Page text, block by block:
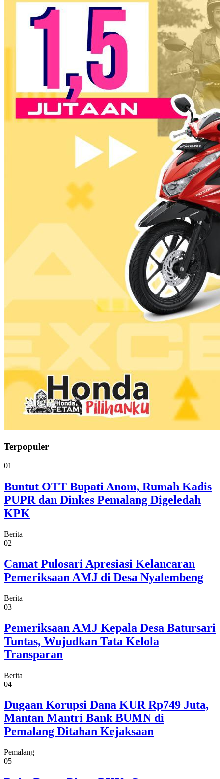
Terpopuler
01
Buntut OTT Bupati Anom, Rumah Kadis
PUPR dan Dinkes Pemalang Digeledah
KPK
Berita
02
Camat Pulosari Apresiasi Kelancaran
Pemeriksaan AMJ di Desa Nyalembeng
Berita
03
Pemeriksaan AMJ Kepala Desa Batursari
Tuntas, Wujudkan Tata Kelola
Transparan
Berita
04
Dugaan Korupsi Dana KUR Rp749 Juta,
Mantan Mantri Bank BUMN di
Pemalang Ditahan Kejaksaan
Pemalang
05